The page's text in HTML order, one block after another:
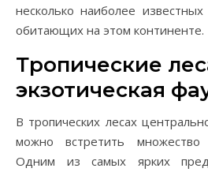
несколько наиболее
обитающих на этом континенте.
Тропические
экзотическая
В тропических лесах
можно встретить множество
Одним из самых ярких